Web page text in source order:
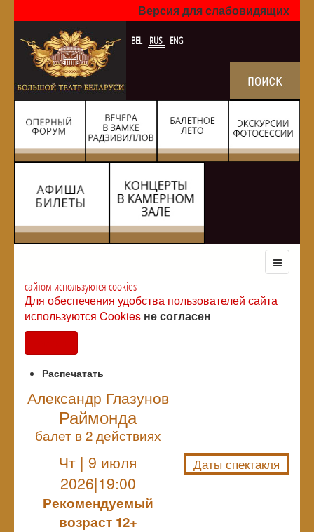
Версия для слабовидящих
BEL RUS ENG
сайтом используются cookies
Для обеспечения удобства пользователей сайта
используются Cookies не согласен
Распечатать
Александр Глазунов
Раймонда
балет в 2 действиях
Чт | 9 июля
2026|19:00
Рекомендуемый
возраст 12+
Даты спектакля